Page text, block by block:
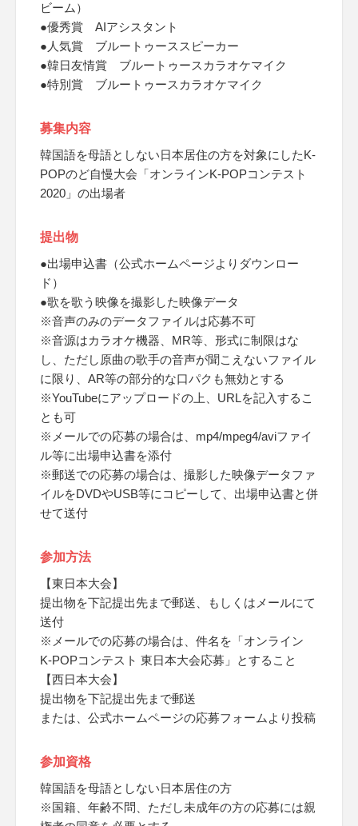
ビーム）
●優秀賞 AIアシスタント
●人気賞 ブルートゥーススピーカー
●韓日友情賞 ブルートゥースカラオケマイク
●特別賞 ブルートゥースカラオケマイク
募集内容
韓国語を母語としない日本居住の方を対象にしたK-
POPのど自慢大会「オンラインK-POPコンテスト
2020」の出場者
提出物
●出場申込書（公式ホームページよりダウンロー
ド）
●歌を歌う映像を撮影した映像データ
※音声のみのデータファイルは応募不可
※音源はカラオケ機器、MR等、形式に制限はな
し、ただし原曲の歌手の音声が聞こえないファイル
に限り、AR等の部分的な口パクも無効とする
※YouTubeにアップロードの上、URLを記入するこ
とも可
※メールでの応募の場合は、mp4/mpeg4/aviファイ
ル等に出場申込書を添付
※郵送での応募の場合は、撮影した映像データファ
イルをDVDやUSB等にコピーして、出場申込書と併
せて送付
参加方法
【東日本大会】
提出物を下記提出先まで郵送、もしくはメールにて
送付
※メールでの応募の場合は、件名を「オンライン
K-POPコンテスト 東日本大会応募」とすること
【西日本大会】
提出物を下記提出先まで郵送
または、公式ホームページの応募フォームより投稿
参加資格
韓国語を母語としない日本居住の方
※国籍、年齢不問、ただし未成年の方の応募には親